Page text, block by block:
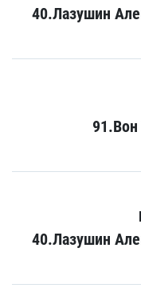
40.Лазушин
91.Вон
40.Лазушин